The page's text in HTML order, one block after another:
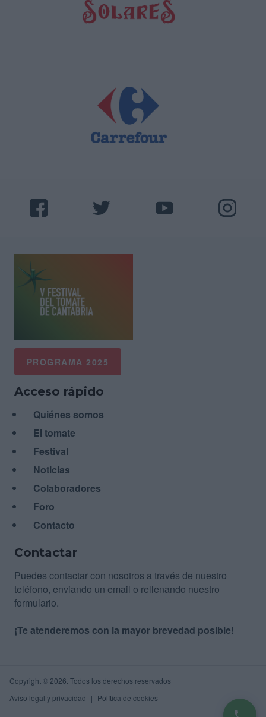
PROGRAMA 2025
Acceso rápido
Quiénes somos
El tomate
Festival
Noticias
Colaboradores
Foro
Contacto
Contactar
Puedes contactar con nosotros a través de nuestro
teléfono, enviando un email o rellenando nuestro
formulario.
¡Te atenderemos con la mayor brevedad posible!
Copyright © 2026. Todos los derechos reservados
Aviso legal y privacidad
Política de cookies